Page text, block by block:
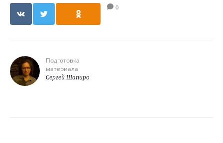
0
Подготовка
материала
Сергей Шапиро